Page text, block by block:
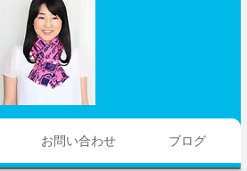
お問い合わせ ブログ